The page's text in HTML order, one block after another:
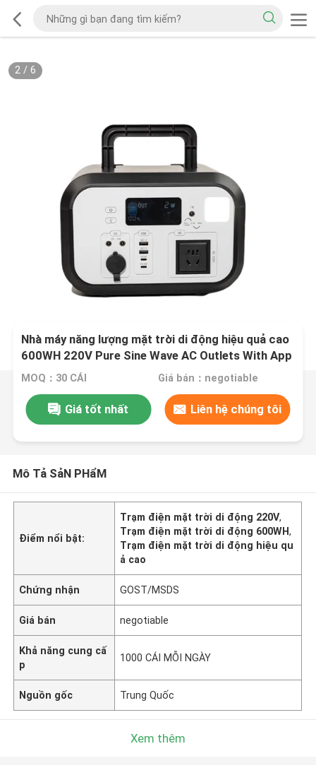
2/ 6
Nhà máy năng lượng mặt trời di động hiệu quả cao
600WH 220V Pure Sine Wave AC Outlets With App
For Home Backup System
MOQ：30 CÁI Giá bán：negotiable
Giá tốt nhất Liên hệ chúng tôi
Mô Tả SảN PHẩM
Điểm nổi bật:
Trạm điện mặt trời di động 220V,
Trạm điện mặt trời di động 600WH,
Trạm điện mặt trời di động hiệu qu
ả cao
Chứng nhận GOST/MSDS
Giá bán negotiable
Khả năng cung cấ
p
1000 CÁI MỖI NGÀY
Nguồn gốc Trung Quốc
Xem thêm